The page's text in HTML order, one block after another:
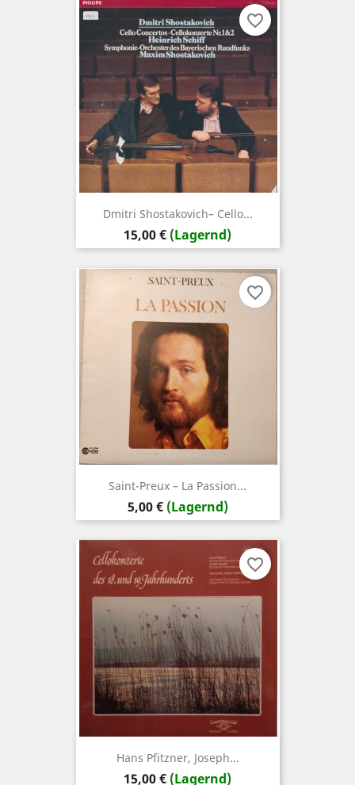
Dmitri Shostakovich– Cello...
Preis
15,00 € (Lagernd)
favorite_border
Saint-Preux – La Passion...
Preis
5,00 € (Lagernd)
favorite_border
Hans Pfitzner, Joseph...
Preis
15,00 € (Lagernd)
favorite_border